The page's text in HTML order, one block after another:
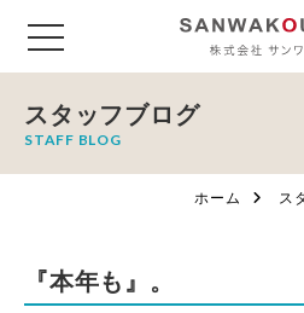
スタッフブログ
STAFF BLOG
ホーム ス
『本年も』。